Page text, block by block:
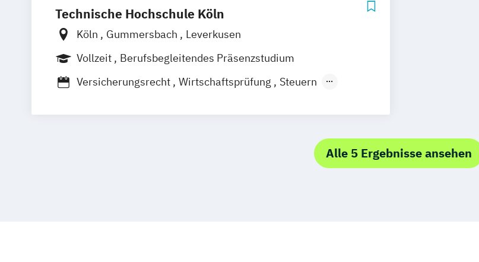
Technische Hochschule Köln
Köln Gummersbach
Leverkusen
Vollzeit
Berufsbegleitendes Präsenzstudium
Versicherungsrecht
Wirtschaftsprüfung
Steuern
Alle 5 Ergebnisse ansehen